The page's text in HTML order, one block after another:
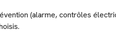
(alarme, contrôles